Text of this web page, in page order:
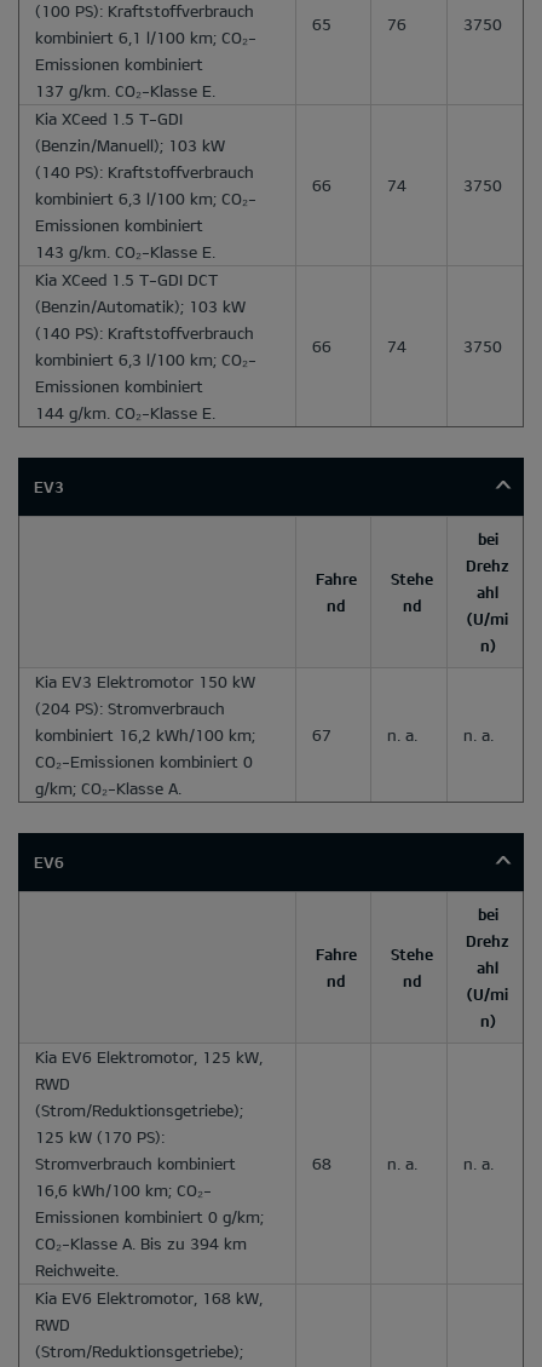
(100 PS): Kraftstoffverbrauch
kombiniert 6,1 l/100 km; CO₂-
Emissionen kombiniert
137 g/km. CO₂-Klasse E.
65 76 3750
Kia XCeed 1.5 T-GDI
(Benzin/Manuell); 103 kW
(140 PS): Kraftstoffverbrauch
kombiniert 6,3 l/100 km; CO₂-
Emissionen kombiniert
143 g/km. CO₂-Klasse E.
66 74 3750
Kia XCeed 1.5 T-GDI DCT
(Benzin/Automatik); 103 kW
(140 PS): Kraftstoffverbrauch
kombiniert 6,3 l/100 km; CO₂-
Emissionen kombiniert
144 g/km. CO₂-Klasse E.
66 74 3750
EV3
Fahre
nd
Stehe
nd
bei
Drehz
ahl
(U/mi
n)
Kia EV3 Elektromotor 150 kW
(204 PS): Stromverbrauch
kombiniert 16,2 kWh/100 km;
CO₂-Emissionen kombiniert 0
g/km; CO₂-Klasse A.
67 n. a. n. a.
EV6
Fahre
nd
Stehe
nd
bei
Drehz
ahl
(U/mi
n)
Kia EV6 Elektromotor, 125 kW,
RWD
(Strom/Reduktionsgetriebe);
125 kW (170 PS):
Stromverbrauch kombiniert
16,6 kWh/100 km; CO₂-
Emissionen kombiniert 0 g/km;
CO₂-Klasse A. Bis zu 394 km
Reichweite.
68 n. a. n. a.
Kia EV6 Elektromotor, 168 kW,
RWD
(Strom/Reduktionsgetriebe);